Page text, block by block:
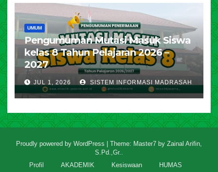
UMUM
Pengumuman Mutasi Masuk Siswa
kelas 8 Tahun Pelajaran 2026 –
2027
JUL 1, 2026 SISTEM INFORMASI MADRASAH
Proudly powered by WordPress | Theme: Master7 by Zainal Arifin,
S.Pd.,Gr.
Profil
AKADEMIK Kesiswaan HUMAS